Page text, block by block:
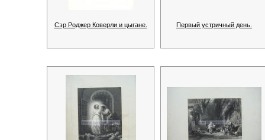
Сэр Роджер Коверли и цыгане. Первый устричный день.